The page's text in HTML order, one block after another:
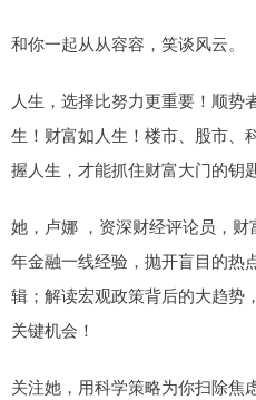
和你一起从从容容，笑谈风云。
人生，选择比努力更重要！顺势
生！财富如人生！楼市、股市、
握人生，才能抓住财富大门的钥匙
她，卢娜 ，资深财经评论员，
年金融一线经验，抛开盲目的热
辑；解读宏观政策背后的大趋势
关键机会！
关注她，用科学策略为你扫除焦